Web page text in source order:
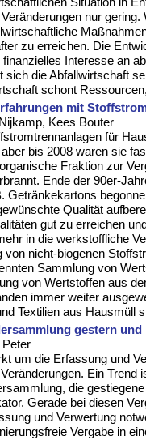
nur
zu erreichen. Die
Interesse an
sich die Abfallwirtschaft
schont
mit
Kees Bouter
für
bis 2008 waren sie
Fraktion zur
Ende der 90er-
Getränkekartons
Qualität
gut zu erreichen
in die werkstoffliche
von nicht-biogenen
Sammlung von
von Wertstoffen aus
immer weiter
Textilien aus Hausmüll
gestern und
um die Erfassung und
Ein Trend
die
Gerade bei diesen
und Verwertung
Vergabe in